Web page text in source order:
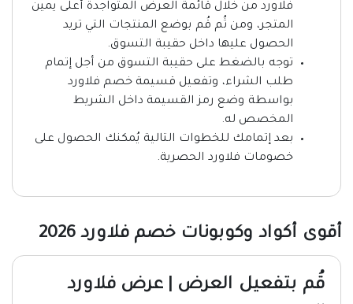
فلاورد من خلال قائمة العرض المتواجدة أعلى يمين
المتجر، ومن ثُم قُم بوضع المنتجات التي تريد
الحصول عليها داخل حقيبة التسوق.
توجه بالضغط على حقيبة التسوق من أجل إتمام
طلب الشراء، وتفعيل قسيمة خصم فلاورد
بواسطة وضع رمز القسيمة داخل الشريط
المخصص له.
بعد إتمامك للخطوات التالية يُمكنك الحصول على
خصومات فلاورد الحصرية.
أقوى أكواد وكوبونات خصم فلاورد 2026
قُم بتفعيل العرض | عرض فلاورد